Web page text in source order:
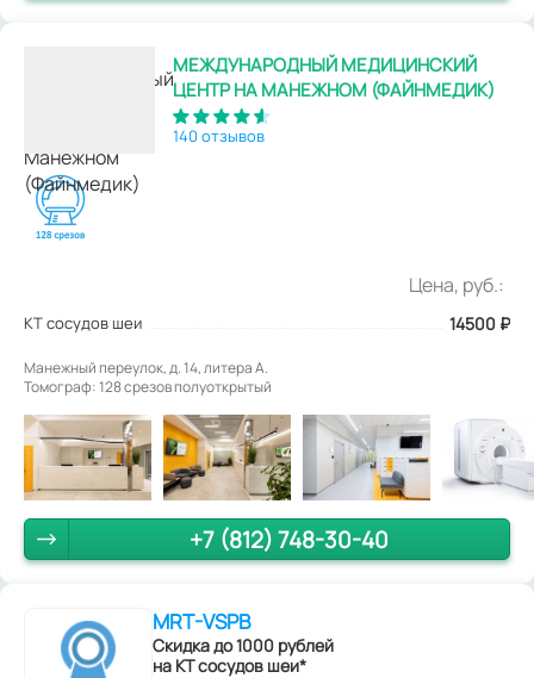
МЕЖДУНАРОДНЫЙ МЕДИЦИНСКИЙ
ЦЕНТР НА МАНЕЖНОМ (ФАЙНМЕДИК)
140 отзывов
Цена, руб.:
КТ сосудов шеи 14500 ₽
Манежный переулок, д. 14, литера А.
Томограф: 128 срезов полуоткрытый
+7 (812) 748-30-40
MRT-VSPB
Скидка до 1000 рублей
на КТ сосудов шеи*